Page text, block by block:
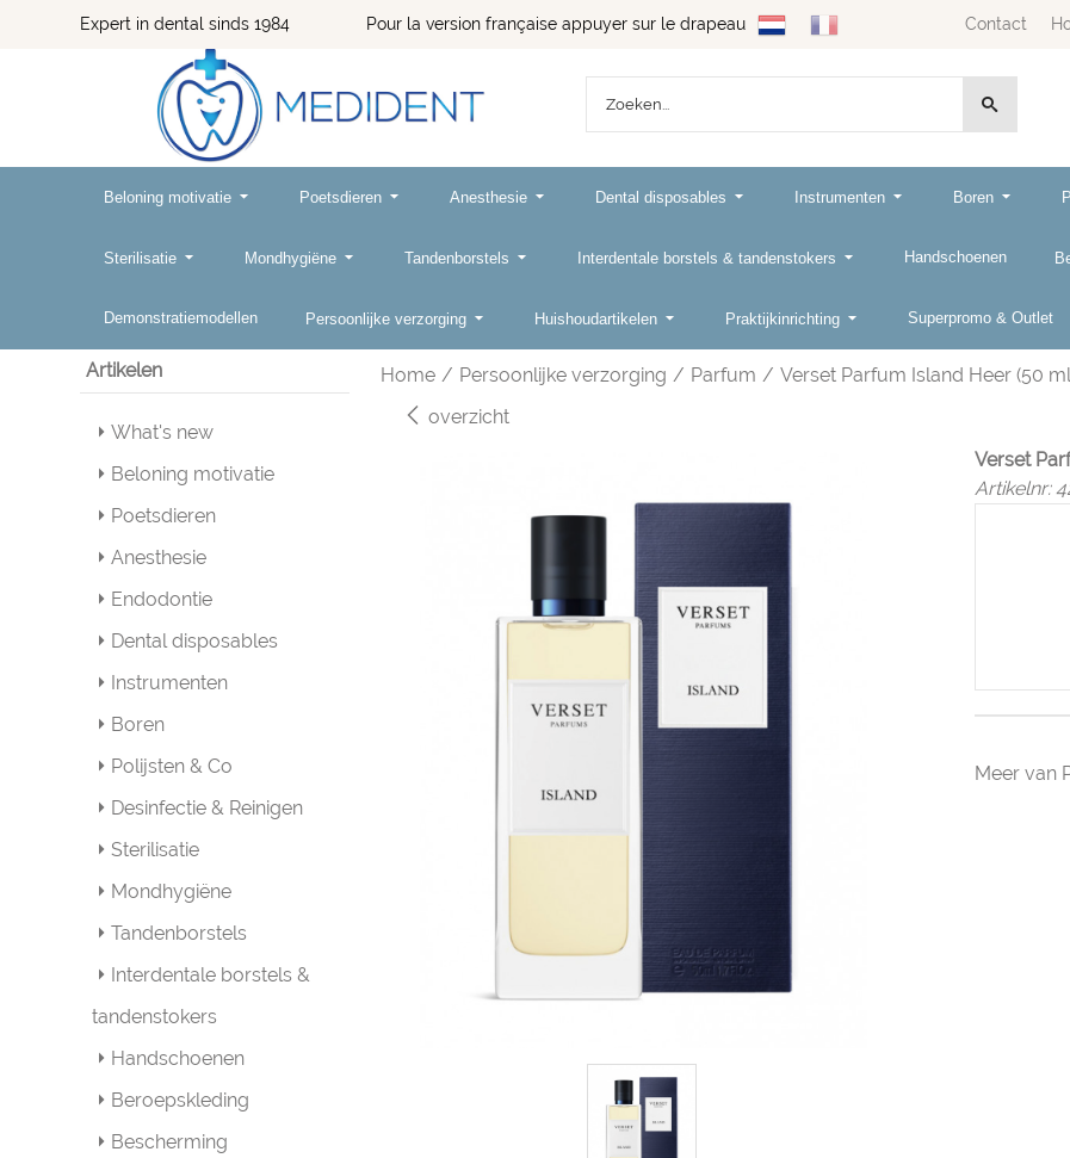
Expert in dental sinds 1984 Pour la version française appuyer sur le drapeau Contact
Beloning motivatie Poetsdieren Anesthesie Dental disposables Instrumenten Boren
Sterilisatie Mondhygiëne Tandenborstels Interdentale borstels & tandenstokers Handschoenen
Demonstratiemodellen Persoonlijke verzorging Huishoudartikelen Praktijkinrichting Superpromo & Outlet
Artikelen
What's new
Beloning motivatie
Poetsdieren
Anesthesie
Endodontie
Dental disposables
Instrumenten
Boren
Polijsten & Co
Desinfectie & Reinigen
Sterilisatie
Mondhygiëne
Tandenborstels
Interdentale borstels &
tandenstokers
Handschoenen
Beroepskleding
Bescherming
Home / Persoonlijke verzorging / Parfum / Verset Parfum Island Heer (50
overzicht
Verset
Artikelnr:
Meer van